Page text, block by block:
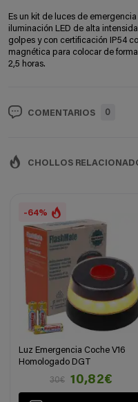
Es un kit de luces de
iluminación LED de alta
golpes y con certificación IP54
magnética para colocar de
2,5 horas.
COMENTARIOS 0
CHOLLOS
-64%
Luz Emergencia Coche V16
Homologado DGT
30€
10,82€